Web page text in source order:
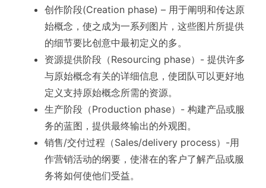
创作阶段(Creation phase) – 用于阐明和传达原
始概念，使之成为一系列图片，这些图片所提供
的细节要比创意中最初定义的多。
资源提供阶段（Resourcing phase）- 提供许多
与原始概念有关的详细信息，使团队可以更好地
定义支持原始概念所需的资源。
生产阶段（Production phase）- 构建产品或服
务的蓝图，提供最终输出的外观图。
销售/交付过程（Sales/delivery process）-用
作营销活动的纲要，使潜在的客户了解产品或服
务将如何使他们受益。